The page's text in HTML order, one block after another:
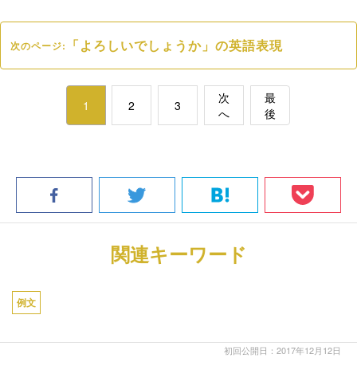
次のページ: 「よろしいでしょうか」の英語表現
1 2 3
次
へ
最
後
関連キーワード
例文
初回公開日：2017年12月12日